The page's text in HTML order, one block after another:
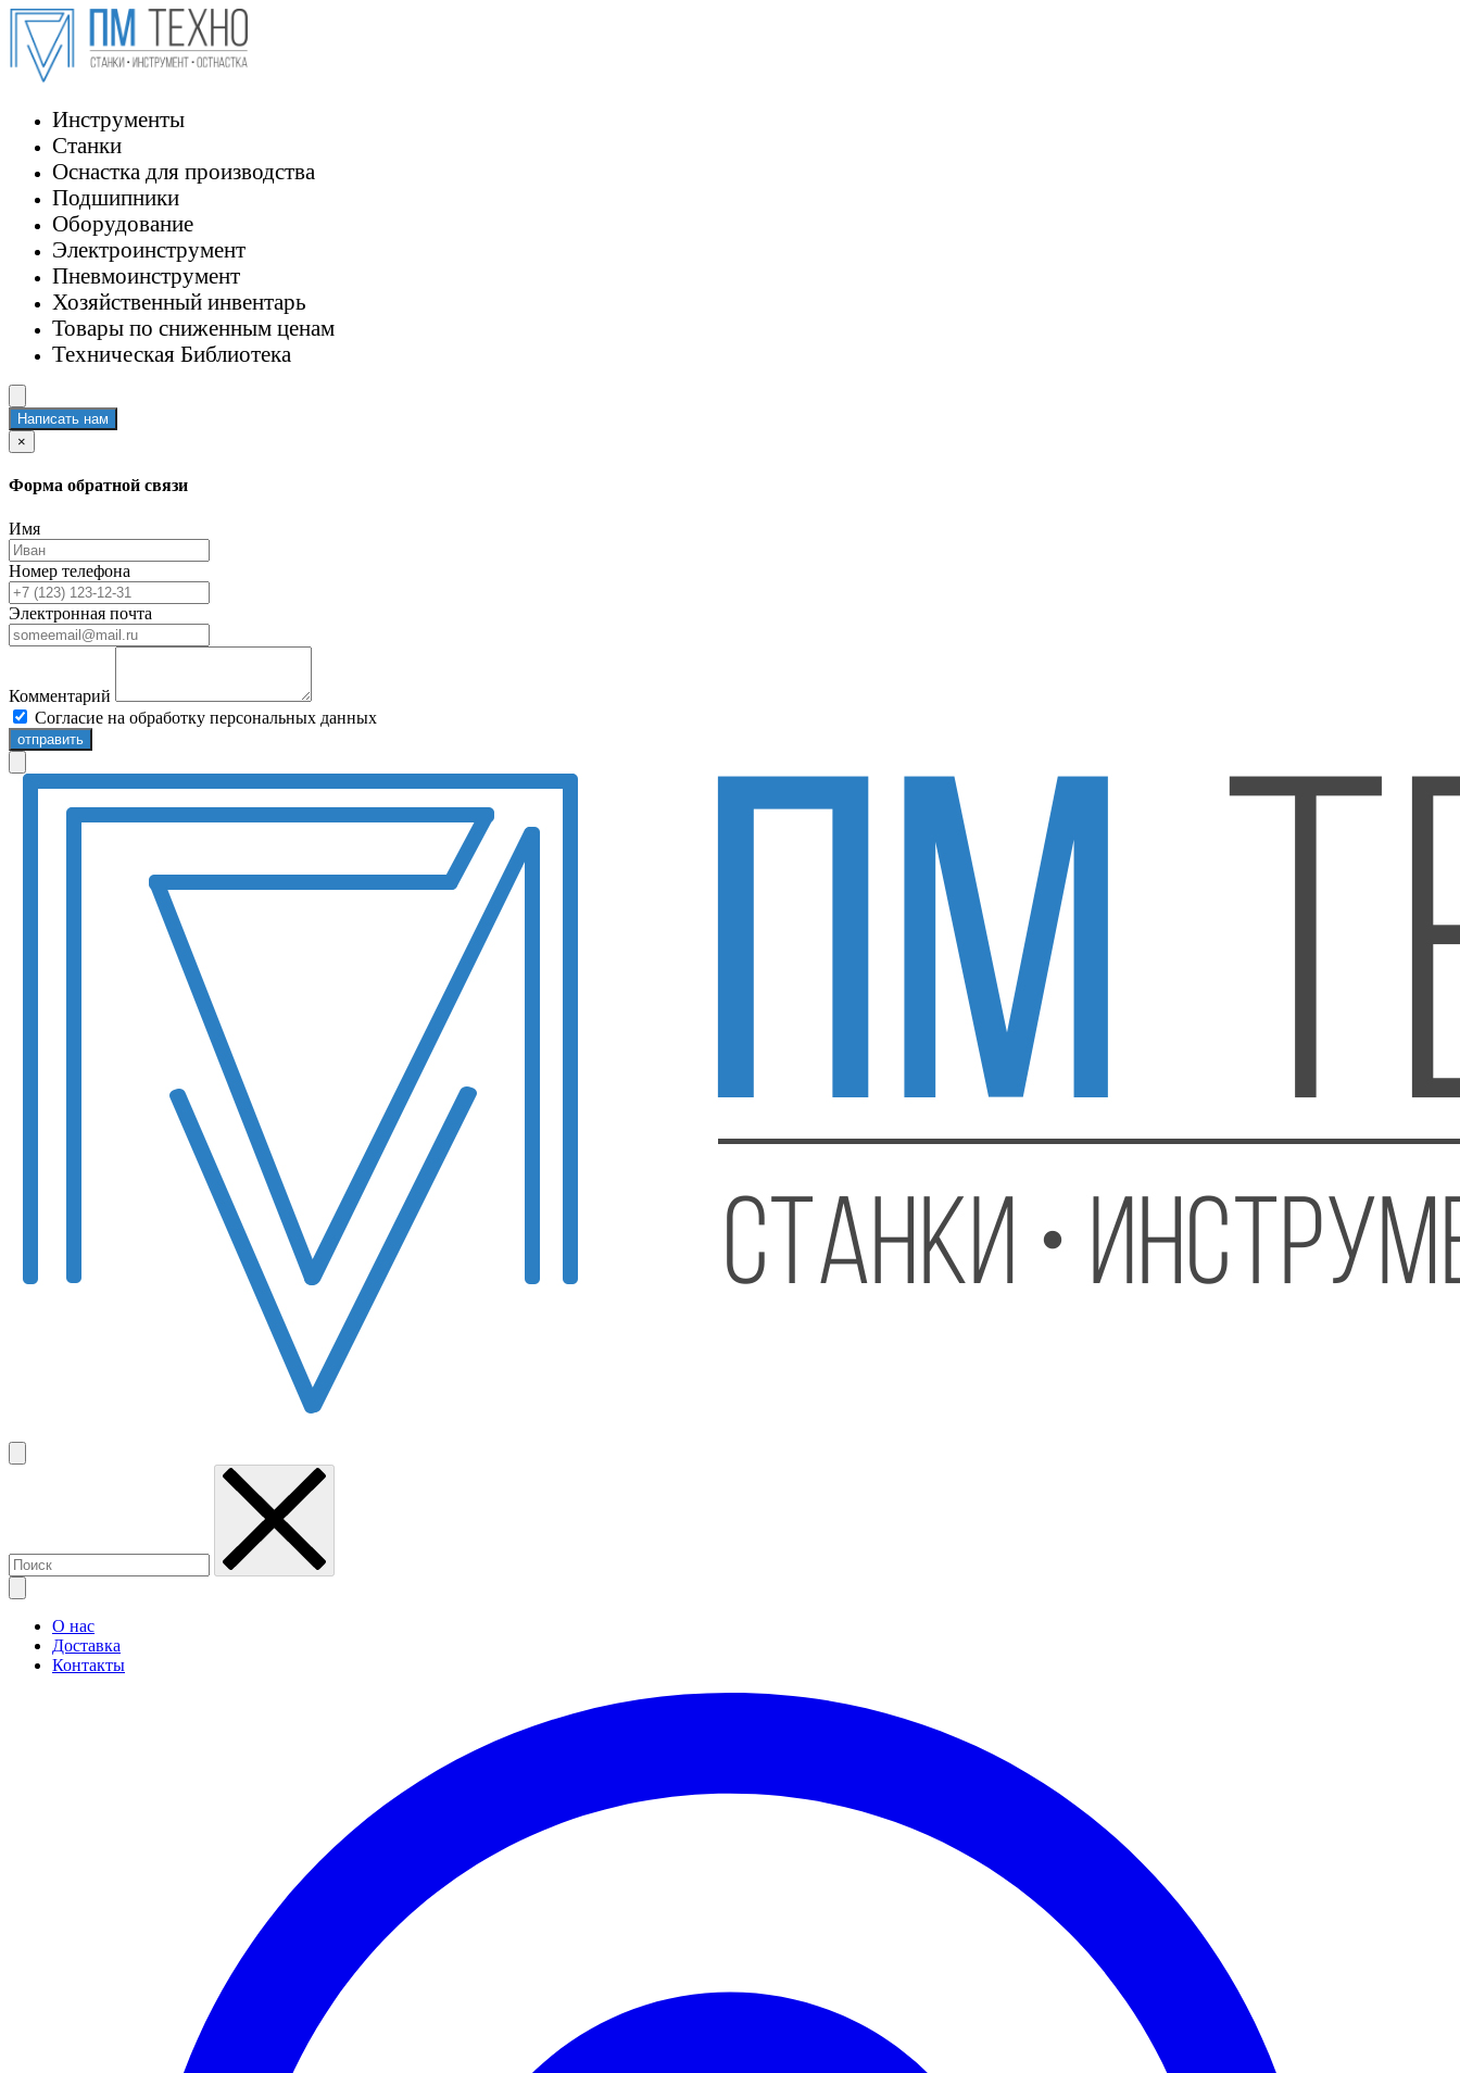
Инструменты
Станки
Оснастка для производства
Подшипники
Оборудование
Электроинструмент
Пневмоинструмент
Хозяйственный инвентарь
Товары по сниженным ценам
Техническая Библиотека
Написать нам
×
Форма обратной связи
Имя
Номер телефона
Электронная почта
Комментарий
Согласие на обработку персональных данных
отправить
О нас
Доставка
Контакты